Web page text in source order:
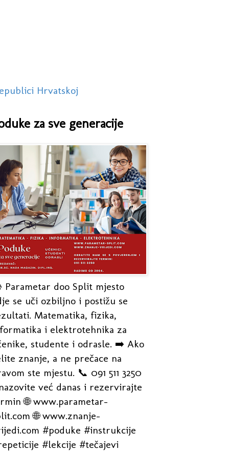
Hrvatskoj
za sve generacije
Parametar doo Split mjesto
se uči ozbiljno i postižu se
Matematika, fizika,
i elektrotehnika za
studente i odrasle. ➡️ Ako
znanje, a ne prečace na
ste mjestu. 📞 091 511 3250
već danas i rezervirajte
🌐 www.parametar-
🌐 www.znanje-
#poduke #instrukcije
#lekcije #tečajevi